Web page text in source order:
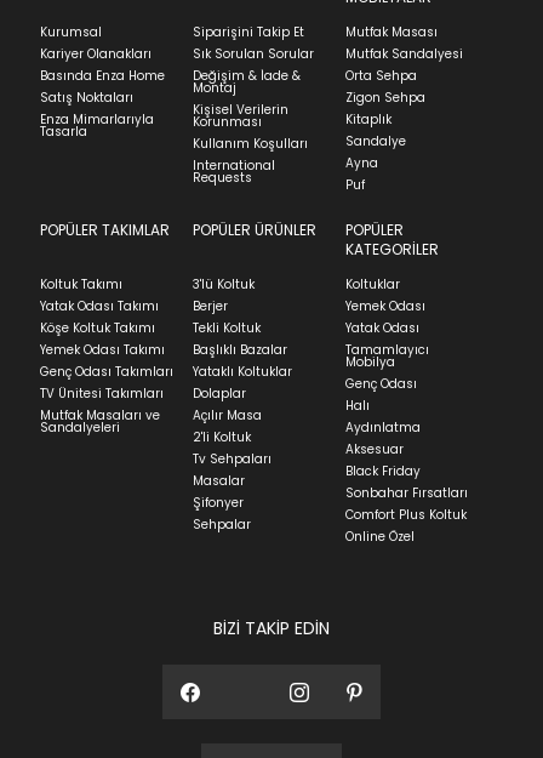
Oturum Ölçüleri GxDxY(mm) :
1880x600x460
Uyarılar
Bu ürünü evinize alırken dikkat edilmesi gereken durumlar için
Ürünü iade etmek için, orijinal kutusuyla ve
faturasıyla birlikte göndermelisiniz.
İadenizin kabul edilmesi için, ürünün hasar
görmemiş, kurulumunun yapılmamış ve
kullanılmamış olması gerekmektedir.
İade ve Değişim bölümünü ziyaret ediniz.
Teslimat
Ev tekstili siparişlerinizin kargoya verilme süresi
ortalama 5-24 iş günüdür.
Yatak siparişlerinizin teslim süresi yaşadığınız şehre
ve ürünün stok durumuna göre ortalama 5-24 iş
günüdür.
Panel ve Döşeme grubu ürün siparişlerinizin teslim
süresi yaşadığınız şehre ve ürünün stok durumuna
göre ortalama 30-45 iş günüdür.
Siparişlerim bölümünden sürecinizi takip edebilirsiniz.
Sıkça Sorulan Sorularbölümünü ziyaret
Kurumsal
Kariyer Olanakları
Basında Enza Home
Satış Noktaları
Enza Mimarlarıyla
Tasarla
Siparişini Takip Et
Sık Sorulan Sorular
Değişim & İade &
Montaj
Kişisel Verilerin
Korunması
Kullanım Koşulları
International
Requests
Mutfak Masası
Mutfak Sandalyesi
Orta Sehpa
Zigon Sehpa
Kitaplık
Sandalye
Ayna
Puf
POPÜLER TAKIMLAR
Koltuk Takımı
Yatak Odası Takımı
Köşe Koltuk Takımı
Yemek Odası Takımı
Genç Odası Takımları
TV Ünitesi Takımları
Mutfak Masaları ve
Sandalyeleri
POPÜLER ÜRÜNLER
3'lü Koltuk
Berjer
Tekli Koltuk
Başlıklı Bazalar
Yataklı Koltuklar
Dolaplar
Açılır Masa
2'li Koltuk
Tv Sehpaları
Masalar
Şifonyer
Sehpalar
POPÜLER
KATEGORİLER
Koltuklar
Yemek Odası
Yatak Odası
Tamamlayıcı
Mobilya
Genç Odası
Halı
Aydınlatma
Aksesuar
Black Friday
Sonbahar Fırsatları
Comfort Plus Koltuk
Online Özel
BİZİ TAKİP EDİN